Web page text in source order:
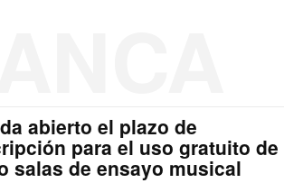
abierto el plazo de
para el uso gratuito de
salas de ensayo musical